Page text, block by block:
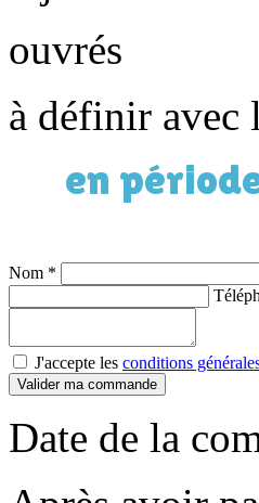
ouvrés
à définir avec
en
Nom *
J'accepte les conditions
Valider ma commande
Date de la